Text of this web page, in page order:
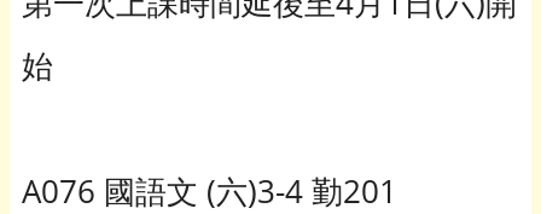
始
A076 國語文 (六)3-4 勤201